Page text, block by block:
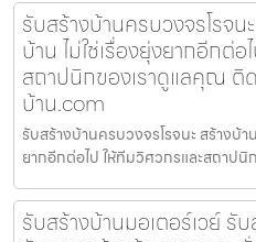
รับสร้างบ้านครบวงจรโรจน
บ้าน ไม่ใช่เรื่องยุ่งยากอีกต่
สถาปนิกของเราดูแลคุณ ติ
บ้าน.com
รับสร้างบ้านครบวงจรโรจนะ สร้างบ้า
ยากอีกต่อไป ให้ทีมวิศวกรและสถาป
รับสร้างบ้านมอเตอร์เวย์ รั